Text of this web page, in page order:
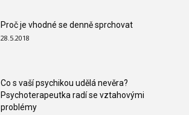
Proč je vhodné se denně sprchovat
28.5.2018
Co s vaší psychikou udělá nevěra?
Psychoterapeutka radí se vztahovými
problémy